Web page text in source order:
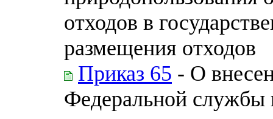
отходов в
размещения отходов
Приказ 65 - О
Федеральной службы